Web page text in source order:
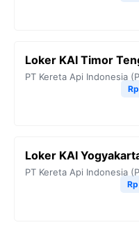
Loker KAI Timor
PT Kereta Api Indonesia
Loker KAI
PT Kereta Api Indonesia